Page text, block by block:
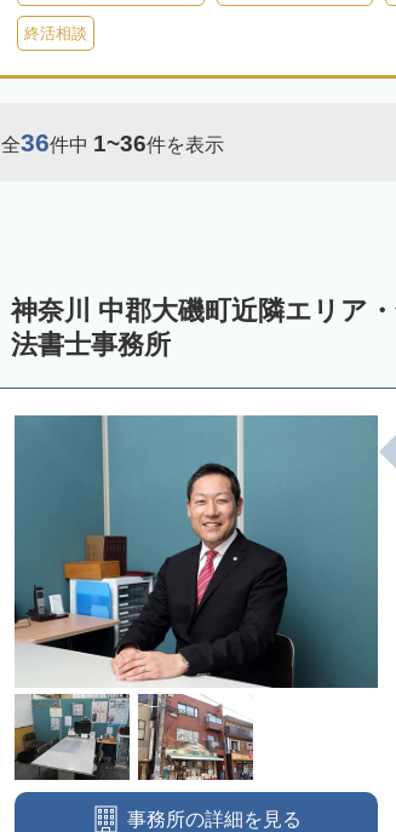
終活相談
全36件中 1~36件を表示
神奈川 中郡大磯町近隣エリア
法書士事務所
事務所の詳細を見る